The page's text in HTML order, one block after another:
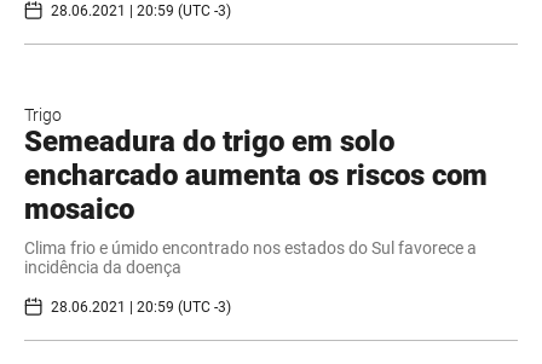
28.06.2021 | 20:59 (UTC -3)
Trigo
Semeadura do trigo em solo
encharcado aumenta os riscos com
mosaico
Clima frio e úmido encontrado nos estados do Sul favorece a
incidência da doença
28.06.2021 | 20:59 (UTC -3)